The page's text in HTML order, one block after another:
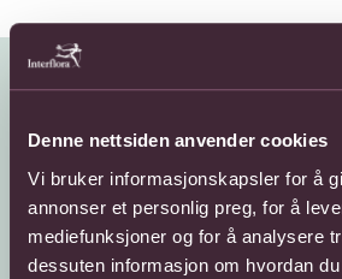
Denne nettsiden anvender cookies
Vi bruker informasjonskapsler for å
annonser et personlig preg, for å
mediefunksjoner og for å analysere
dessuten informasjon om hvordan
Kundeservice